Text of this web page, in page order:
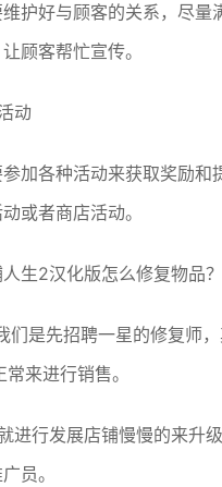
护好与顾客的关系，尽量
顾客帮忙宣传。
动
加各种活动来获取奖励和
或者商店活动。
生2汉化版怎么修复物品？
们是先招聘一星的修复师
来进行销售。
进行发展店铺慢慢的来升
员。